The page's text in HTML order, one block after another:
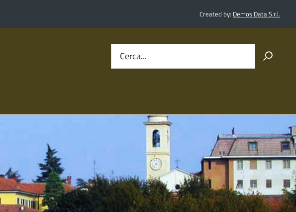
Created by: Demos Data S.r.l.
Cerca...